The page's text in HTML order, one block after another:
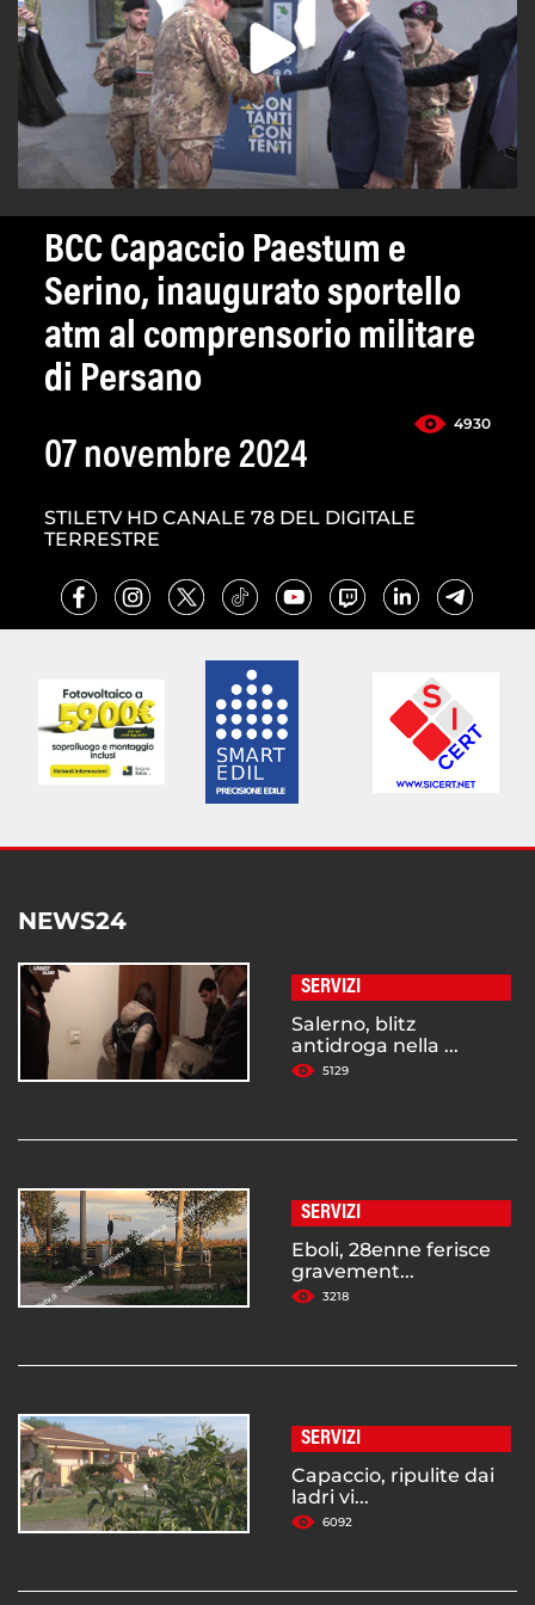
BCC Capaccio Paestum e
Serino, inaugurato sportello
atm al comprensorio militare
di Persano
4930
07 novembre 2024
STILETV HD CANALE 78 DEL DIGITALE
TERRESTRE
NEWS24
SERVIZI
Salerno, blitz
antidroga nella ...
5129
SERVIZI
Eboli, 28enne ferisce
gravement...
3218
SERVIZI
Capaccio, ripulite dai
ladri vi...
6092